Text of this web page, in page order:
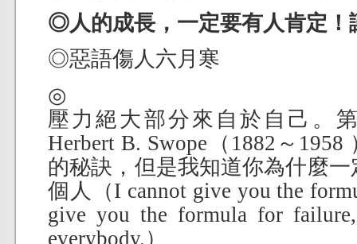
◎人的成長，一定要有人肯定！
◎惡語傷人六月寒
◎
壓力絕大部分來自於自己。
Herbert B. Swope（1882～
的秘訣，但是我知道你為什麼
個人（I cannot give you the
give you the formula for
everybody.）